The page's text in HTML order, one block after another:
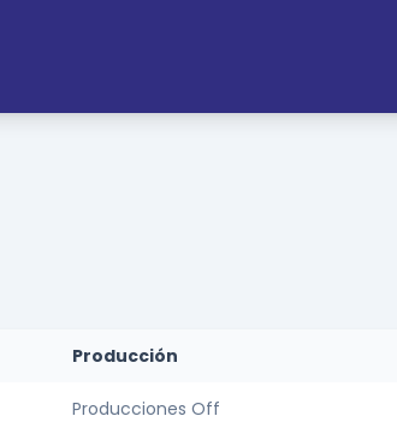
Producción
Producciones Off